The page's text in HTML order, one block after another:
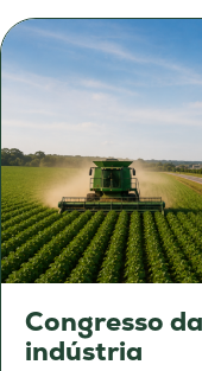
Congresso
indústria